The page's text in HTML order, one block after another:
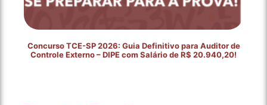
Concurso TCE-SP 2026: Guia Definitivo para Auditor de
Controle Externo – DIPE com Salário de R$ 20.940,20!